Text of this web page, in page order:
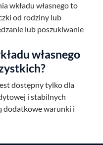
wkładu własnego to
od rodziny lub
lub poszukiwanie
własnego
dostępny tylko dla
i stabilnych
dodatkowe warunki i